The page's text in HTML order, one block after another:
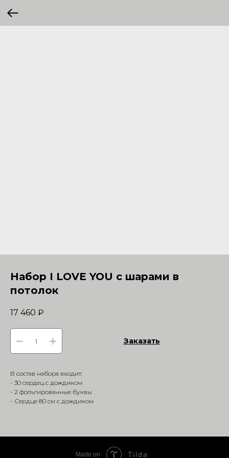
Набор I LOVE YOU с шарами в
потолок
17 460 ₽
Заказать
В состав набора входит:
- 30 сердец с дождиком
- 2 фольгированные буквы
- Сердце 80 см с дождиком
Made on Tilda